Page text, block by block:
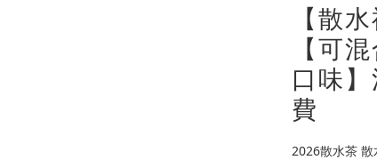
【散
【可
口味
費
2026散水茶